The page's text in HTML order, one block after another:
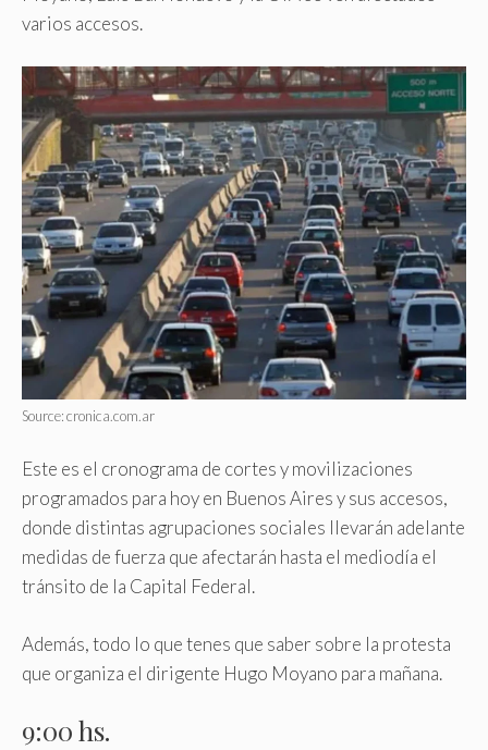
varios accesos.
Source: cronica.com.ar
Este es el cronograma de cortes y movilizaciones
programados para hoy en Buenos Aires y sus accesos,
donde distintas agrupaciones sociales llevarán adelante
medidas de fuerza que afectarán hasta el mediodía el
tránsito de la Capital Federal.
Además, todo lo que tenes que saber sobre la protesta
que organiza el dirigente Hugo Moyano para mañana.
9:00 hs.